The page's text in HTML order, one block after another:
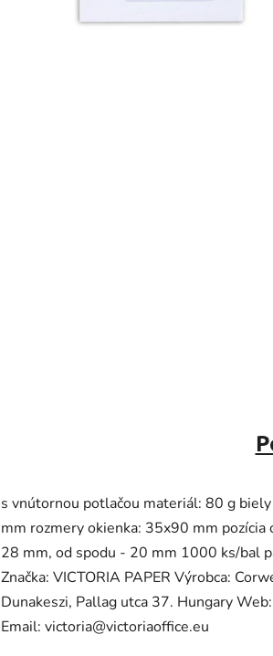
s vnútornou potlačou materiál: 80 g
mm rozmery okienka: 35x90 mm pozícia
28 mm, od spodu - 20 mm 1000 ks/bal
Značka: VICTORIA PAPER Výrobca:
Dunakeszi, Pallag utca 37. Hungary
Email: victoria@victoriaoffice.eu